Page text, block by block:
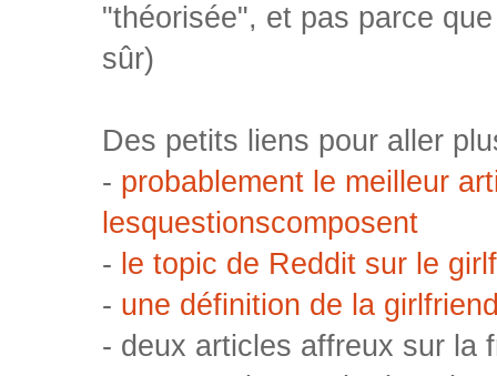
"théorisée", et pas parce
sûr)
Des petits liens pour aller
- probablement le meilleur
lesquestionscomposent
- le topic de Reddit sur le
- une définition de la
- deux articles affreux sur la